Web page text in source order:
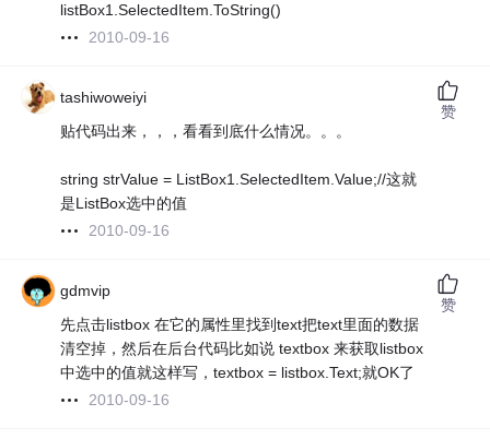
listBox1.SelectedItem.ToString()
2010-09-16
tashiwoweiyi
贴代码出来，，，看看到底什么情况。。。
string strValue = ListBox1.SelectedItem.Value;//这就
是ListBox选中的值
2010-09-16
赞
gdmvip
先点击listbox 在它的属性里找到text把text里面的数据
清空掉，然后在后台代码比如说 textbox 来获取listbox
中选中的值就这样写，textbox = listbox.Text;就OK了
2010-09-16
赞